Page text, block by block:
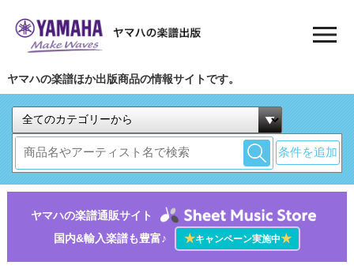
ヤマハの楽譜ほか出版商品の情報サイトです。
条件を追加
ヤマハの楽譜通販サイト
国内&輸入楽譜も豊富♪
★キャンペーン実施中★